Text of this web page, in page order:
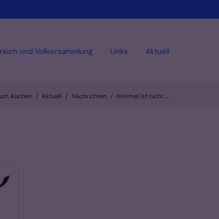
und Vollversammlung Links Aktuell
Aachen Aktuell Nachrichten Himmel ist nicht ...